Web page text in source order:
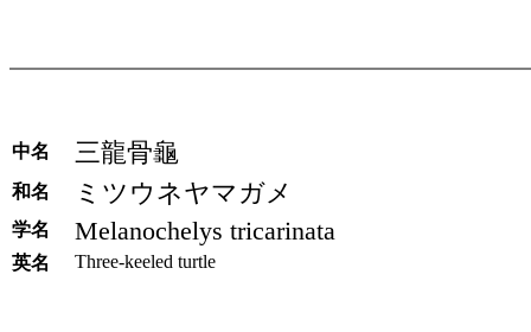
中名 三龍骨龜
和名 ミツウネヤマガメ
学名 Melanochelys tricarinata
英名 Three-keeled turtle